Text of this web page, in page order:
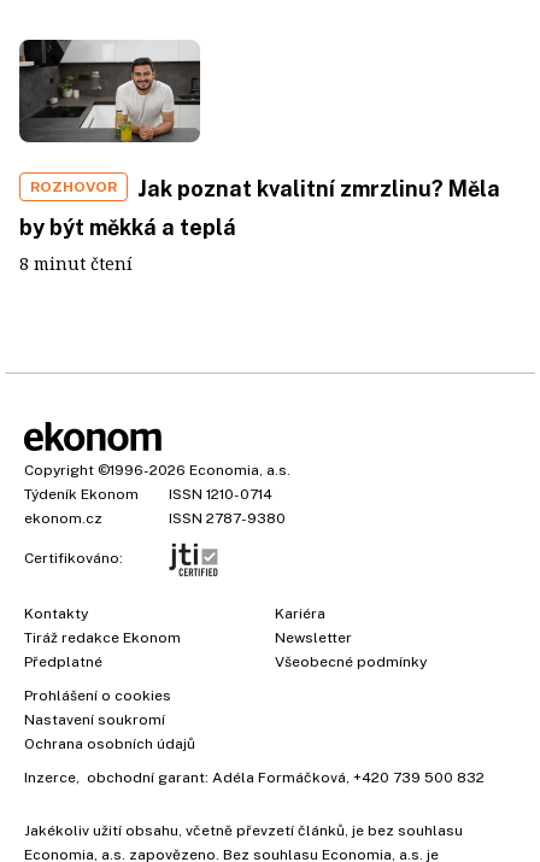
ROZHOVOR
Jak poznat kvalitní zmrzlinu? Měla
by být měkká a teplá
8 minut čtení
Copyright ©1996-2026 Economia, a.s.
Týdeník Ekonom
ISSN 1210-0714
ekonom.cz
ISSN 2787-9380
Certifikováno:
Kontakty
Tiráž redakce Ekonom
Předplatné
Kariéra
Newsletter
Všeobecné podmínky
Prohlášení o cookies
Nastavení soukromí
Ochrana osobních údajů
Inzerce , obchodní garant: Adéla Formáčková +420 739 500 832
Jakékoliv užití obsahu, včetně převzetí článků, je bez souhlasu
Economia, a.s. zapovězeno. Bez souhlasu Economia, a.s. je